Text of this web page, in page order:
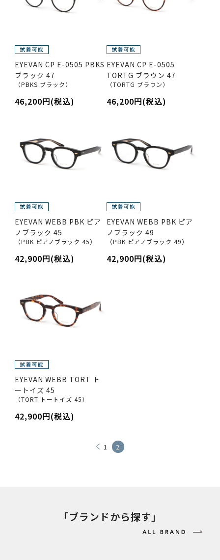
EYEVAN CP E-0505 PBKS
ブラック 47
（PBKS ブラック）
46,200円(税込)
EYEVAN CP E-0505
TORTG ブラウン 47
（TORTG ブラウン）
46,200円(税込)
EYEVAN WEBB PBK ピア
ノブラック 45
（PBK ピアノブラック 45）
42,900円(税込)
EYEVAN WEBB PBK ピア
ノブラック 49
（PBK ピアノブラック 49）
42,900円(税込)
EYEVAN WEBB TORT ト
ートイズ 45
（TORT トートイズ 45）
42,900円(税込)
1 2
「ブランドから探す」